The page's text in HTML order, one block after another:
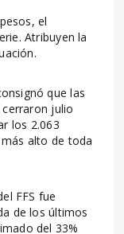
el
Atribuyen la
que las
julio
los 2.063
alto de toda
FFS fue
de los últimos
del 33%